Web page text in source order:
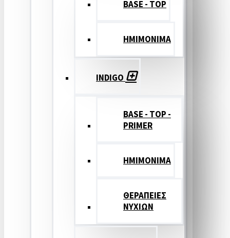
BASE - TOP
ΗΜΙΜΟΝΙΜΑ
INDIGO
BASE - TOP -
PRIMER
HMIMONIMA
ΘΕΡΑΠΕΙΕΣ
ΝΥΧΙΩΝ